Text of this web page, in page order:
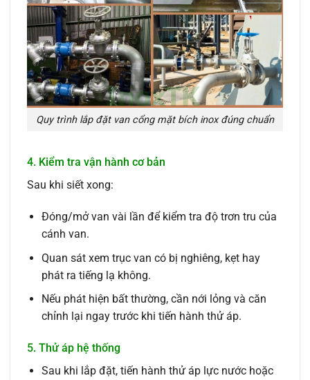
Quy trình lắp đặt van cổng mặt bích inox đúng chuẩn
4. Kiểm tra vận hành cơ bản
Sau khi siết xong:
Đóng/mở van vài lần để kiểm tra độ trơn tru của
cánh van.
Quan sát xem trục van có bị nghiêng, kẹt hay
phát ra tiếng lạ không.
Nếu phát hiện bất thường, cần nới lỏng và căn
chỉnh lại ngay trước khi tiến hành thử áp.
5. Thử áp hệ thống
Sau khi lắp đặt, tiến hành thử áp lực nước hoặc